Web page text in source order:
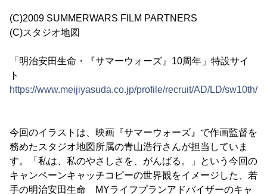
(C)2009 SUMMERWARS FILM PARTNERS
(C)スタジオ地図
「明治安田生命・『サマーウォーズ』10周年」特設サイ
ト
https://www.meijiyasuda.co.jp/profile/recruit/AD/LD/sw10th/
今回のイラストは、映画『サマーウォーズ』で作画監督を
務めたスタジオ地図所属の青山浩行さんが担当していま
す。「私は、私のやさしさを、がんばる。」という今回の
キャンペーンキャッチコピーの世界観をイメージした、若
手の明治安田生命 MYライフプランアドバイザーのキャ